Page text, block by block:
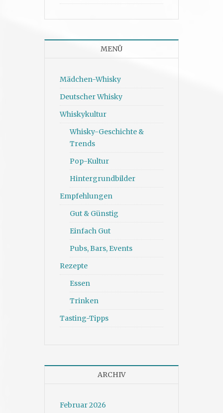
MENÜ
Mädchen-Whisky
Deutscher Whisky
Whiskykultur
Whisky-Geschichte &
Trends
Pop-Kultur
Hintergrundbilder
Empfehlungen
Gut & Günstig
Einfach Gut
Pubs, Bars, Events
Rezepte
Essen
Trinken
Tasting-Tipps
ARCHIV
Februar 2026